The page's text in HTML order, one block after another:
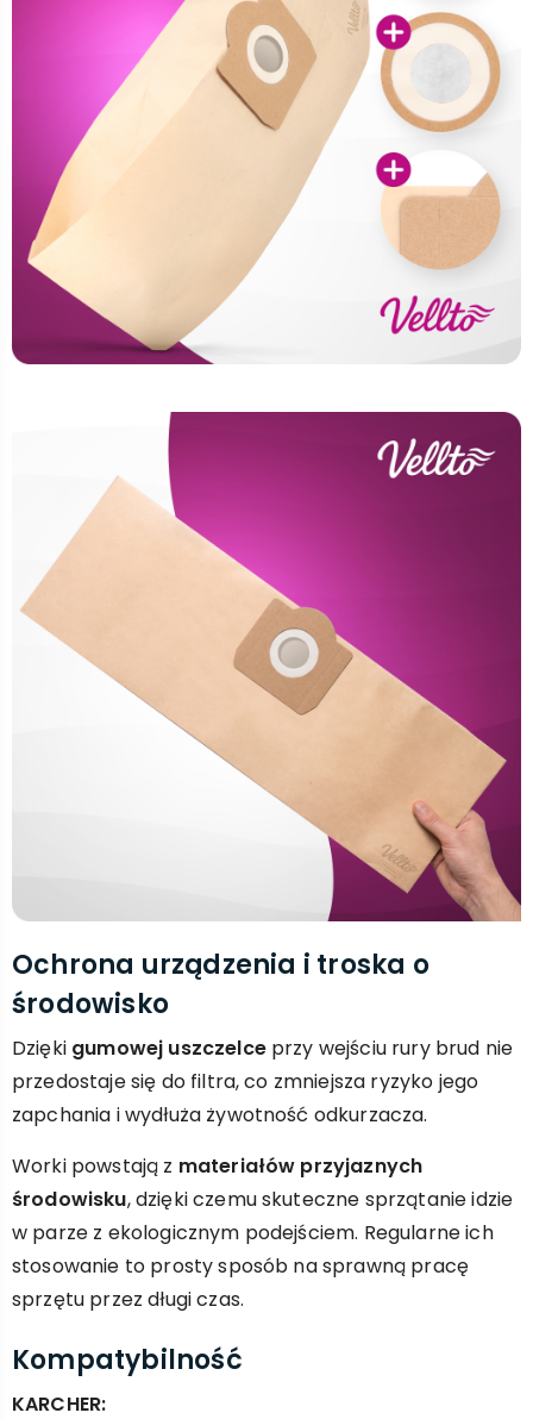
Ochrona urządzenia i troska o
środowisko
Dzięki gumowej uszczelceprzy wejściu rury brud nie
przedostaje się do filtra, co zmniejsza ryzyko jego
zapchania i wydłuża żywotność odkurzacza.
Worki powstają z materiałów przyjaznych
środowisku, dzięki czemu skuteczne sprzątanie idzie
w parze z ekologicznym podejściem. Regularne ich
stosowanie to prosty sposób na sprawną pracę
sprzętu przez długi czas.
Kompatybilność
KARCHER: